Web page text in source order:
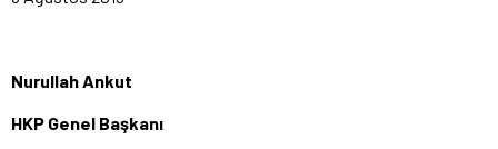
Nurullah Ankut
HKP Genel Başkanı